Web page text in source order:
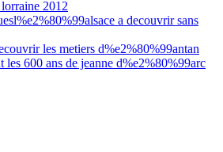
2012
a decouvrir sans
les metiers d%e2%80%99antan
les 600 ans de jeanne d%e2%80%99arc